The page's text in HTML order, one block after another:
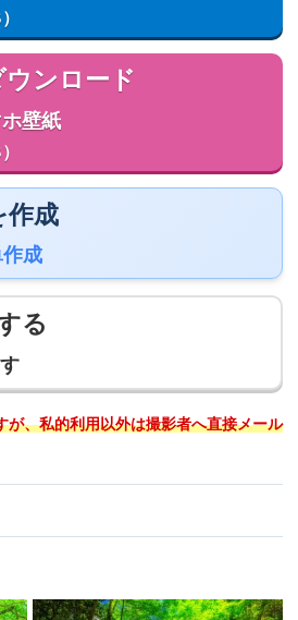
ンロード
壁紙
作成
成
る
、私的利用以外は撮影者へ直接メール